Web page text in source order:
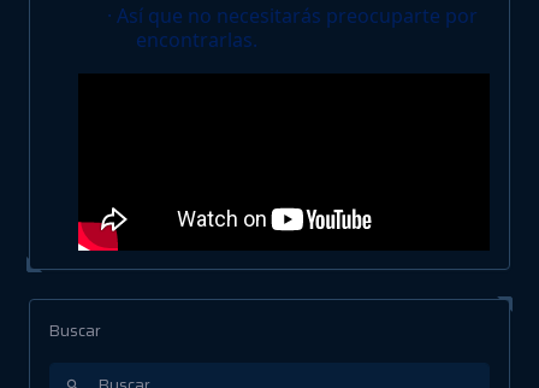
· Así que no necesitarás preocuparte por
encontrarlas.
Buscar